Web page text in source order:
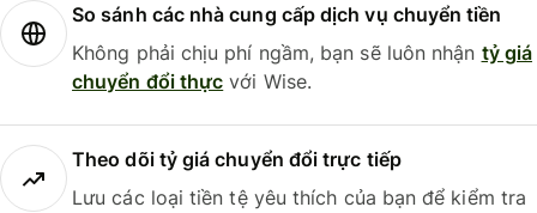
So sánh các nhà cung cấp dịch vụ chuyển tiền
Không phải chịu phí ngầm, bạn sẽ luôn nhận tỷ giá
chuyển đổi thực với Wise.
Theo dõi tỷ giá chuyển đổi trực tiếp
Lưu các loại tiền tệ yêu thích của bạn để kiểm tra